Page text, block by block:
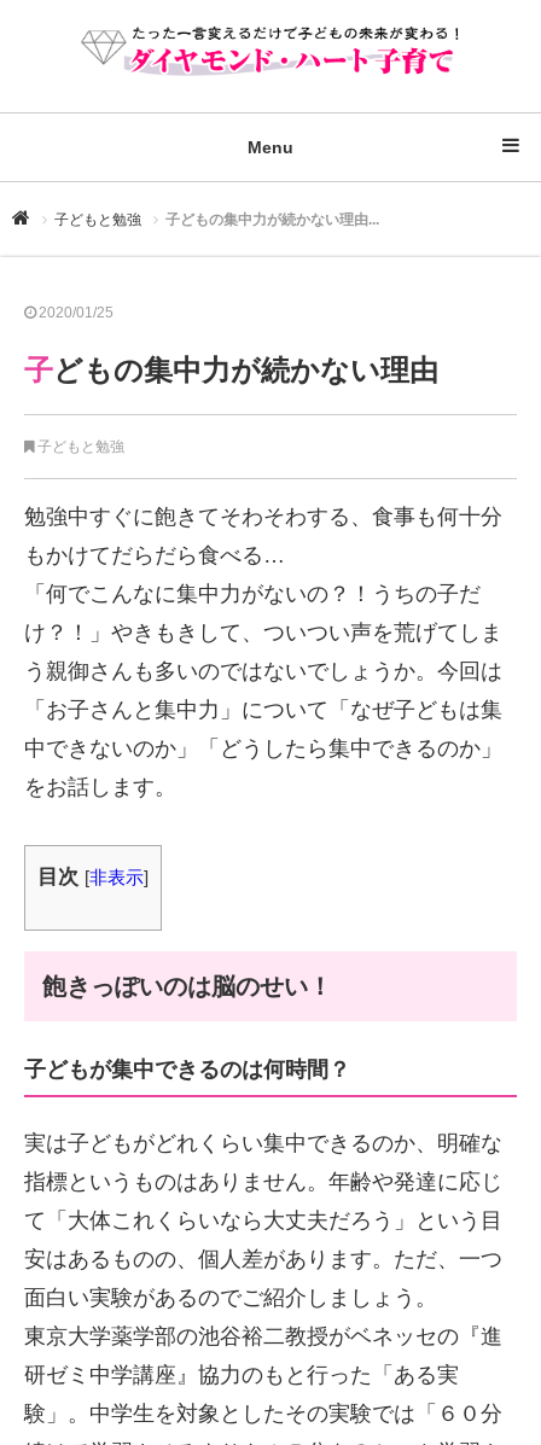
Menu
子どもと勉強 子どもの集中力が続かない理由...
2020/01/25
子どもの集中力が続かない理由
子どもと勉強
勉強中すぐに飽きてそわそわする、食事も何十分
もかけてだらだら食べる…
「何でこんなに集中力がないの？！うちの子だ
け？！」やきもきして、ついつい声を荒げてしま
う親御さんも多いのではないでしょうか。今回は
「お子さんと集中力」について「なぜ子どもは集
中できないのか」「どうしたら集中できるのか」
をお話します。
目次 [非表示]
飽きっぽいのは脳のせい！
子どもが集中できるのは何時間？
実は子どもがどれくらい集中できるのか、明確な
指標というものはありません。年齢や発達に応じ
て「大体これくらいなら大丈夫だろう」という目
安はあるものの、個人差があります。ただ、一つ
面白い実験があるのでご紹介しましょう。
東京大学薬学部の池谷裕二教授がベネッセの『進
研ゼミ中学講座』協力のもと行った「ある実
験」。中学生を対象としたその実験では「６０分